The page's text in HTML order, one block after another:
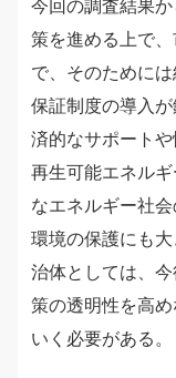
今回の調査結果
策を進める上で
で、そのために
保証制度の導入
済的なサポートや
再生可能エネル
なエネルギー社
環境の保護にも
治体としては、
策の透明性を高
いく必要がある。